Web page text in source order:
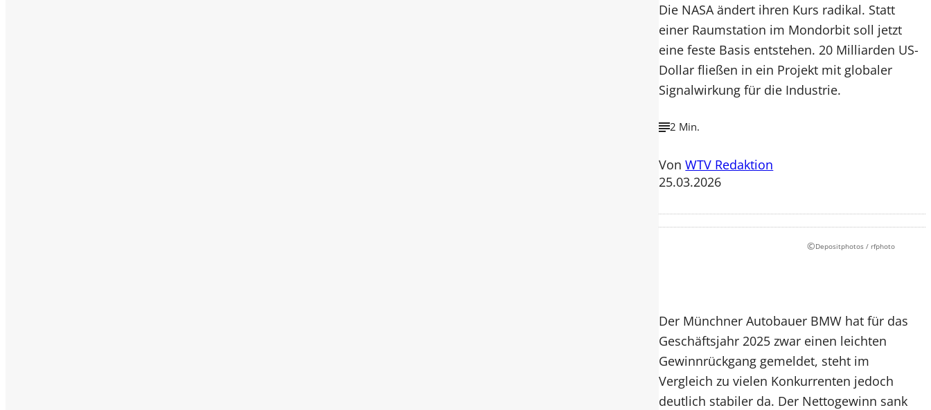
Die NASA ändert ihren Kurs radikal. Statt
einer Raumstation im Mondorbit soll jetzt
eine feste Basis entstehen. 20 Milliarden US-
Dollar fließen in ein Projekt mit globaler
Signalwirkung für die Industrie.
2 Min.
VonWTV Redaktion
25.03.2026
©Depositphotos / rfphoto
Der Münchner Autobauer BMW hat für das
Geschäftsjahr 2025 zwar einen leichten
Gewinnrückgang gemeldet, steht im
Vergleich zu vielen Konkurrenten jedoch
deutlich stabiler da. Der Nettogewinn sank